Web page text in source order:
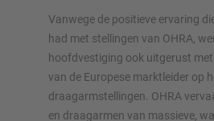
Vanwege de positieve ervaring
had met stellingen van OHRA,
hoofdvestiging ook uitgerust
van de Europese marktleider op
draagarmstellingen. OHRA
en draagarmen van massieve,